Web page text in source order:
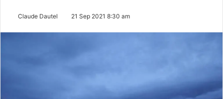
Claude Dautel 21 Sep 2021 8:30 am